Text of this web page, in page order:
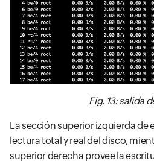
Fig. 13: salida
La sección superior izquierda de
lectura total y real del disco,
superior derecha provee la